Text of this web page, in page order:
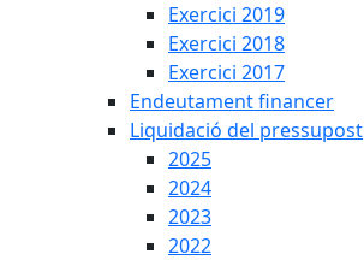
Exercici 2019
Exercici 2018
Exercici 2017
Endeutament financer
Liquidació del pressupost
2025
2024
2023
2022